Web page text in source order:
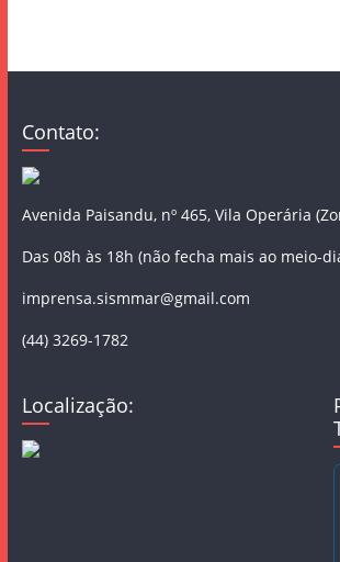
Contato:
Avenida Paisandu, nº 465, Vila Operária
Das 08h às 18h (não fecha mais ao meio-
imprensa.sismmar@gmail.com
(44) 3269-1782
Localização: